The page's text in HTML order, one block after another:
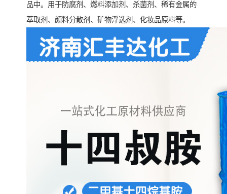
品中。用于防腐剂、燃料添加剂、杀菌剂、稀有金属的
萃取剂、颜料分散剂、矿物浮选剂、化妆品原料等。